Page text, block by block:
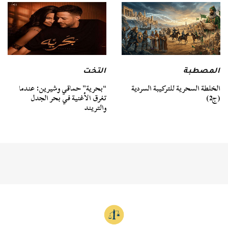
المصطبة
الخلطة السحرية للتركيبة السردية
(ج2)
التخت
“بحرية” حماقي وشيرين: عندما
تغرق الأغنية في بحر الجدل
والتريند